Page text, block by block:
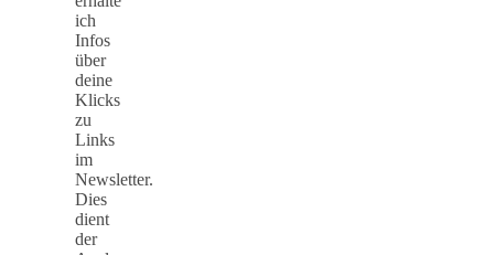
ich
Infos
über
deine
Klicks
zu
Links
im
Newsletter.
Dies
dient
der